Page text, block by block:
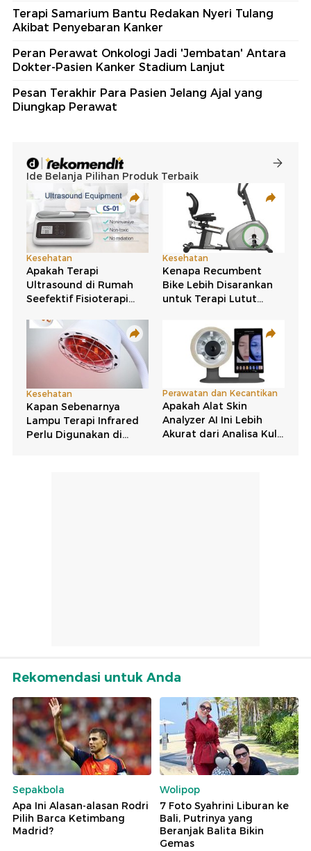
Terapi Samarium Bantu Redakan Nyeri Tulang
Akibat Penyebaran Kanker
Peran Perawat Onkologi Jadi 'Jembatan' Antara
Dokter-Pasien Kanker Stadium Lanjut
Pesan Terakhir Para Pasien Jelang Ajal yang
Diungkap Perawat
Rekomendasi untuk Anda
Sepakbola
Apa Ini Alasan-alasan Rodri
Pilih Barca Ketimbang
Madrid?
Wolipop
7 Foto Syahrini Liburan ke
Bali, Putrinya yang
Beranjak Balita Bikin
Gemas